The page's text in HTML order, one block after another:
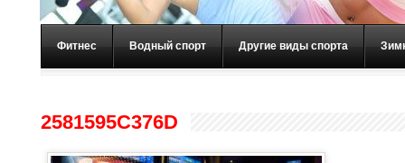
Фитнес Водный спорт Другие виды спорта
2581595C376D